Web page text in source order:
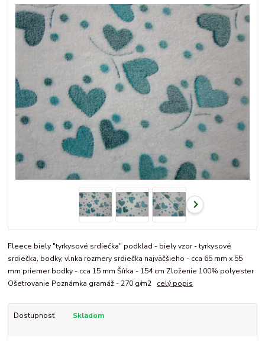
Fleece biely "tyrkysové srdiečka" podklad - biely vzor - tyrkysové
srdiečka, bodky, vlnka rozmery srdiečka najväčšieho - cca 65 mm x 55
mm priemer bodky - cca 15 mm Šírka - 154 cm Zloženie 100% polyester
Ošetrovanie Poznámka gramáž - 270 g/m2 celý popis
Dostupnosť Skladom